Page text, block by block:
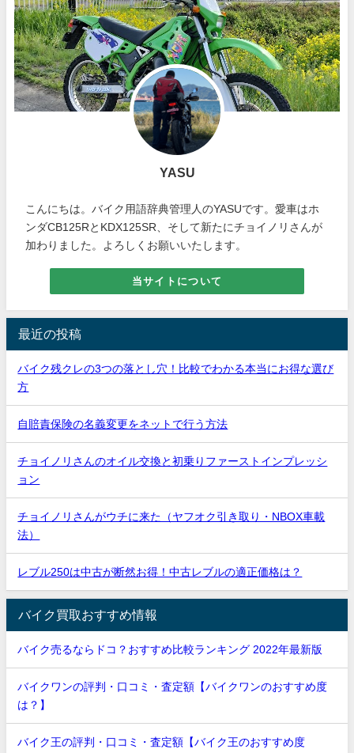
YASU
こんにちは。バイク用語辞典管理人のYASUです。愛車はホ
ンダCB125RとKDX125SR、そして新たにチョイノリさんが
加わりました。よろしくお願いいたします。
当サイトについて
最近の投稿
バイク残クレの3つの落とし穴！比較でわかる本当にお得な選び
方
自賠責保険の名義変更をネットで行う方法
チョイノリさんのオイル交換と初乗りファーストインプレッシ
ョン
チョイノリさんがウチに来た（ヤフオク引き取り・NBOX車載
法）
レブル250は中古が断然お得！中古レブルの適正価格は？
バイク買取おすすめ情報
バイク売るならドコ？おすすめ比較ランキング 2022年最新版
バイクワンの評判・口コミ・査定額【バイクワンのおすすめ度
は？】
バイク王の評判・口コミ・査定額【バイク王のおすすめ度